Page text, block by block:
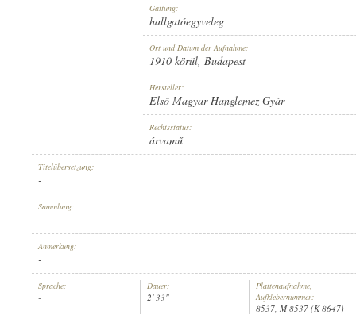
1910 KÖRÜL
ELSŐ MAGYAR HANGLEMEZ GYÁR
PLATTENAUFNAHME:
Gattung:
hallgatóegyveleg
Ort und Datum der Aufnahme:
1910 körül, Budapest
Hersteller:
Első Magyar Hanglemez Gyár
Rechtsstatus:
árvamű
Titelübersetzung:
-
Sammlung:
-
Anmerkung:
-
Sprache:
-
Dauer:
2' 33"
Plattenaufnahme,
Aufklebernummer:
8537, M 8537 (K 8647)